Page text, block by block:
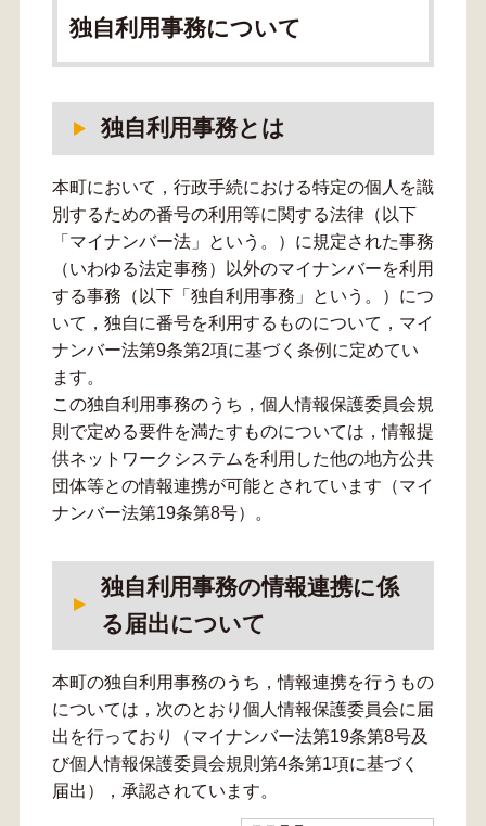
独自利用事務について
独自利用事務とは
本町において，行政手続における特定の個人を識
別するための番号の利用等に関する法律（以下
「マイナンバー法」という。）に規定された事務
（いわゆる法定事務）以外のマイナンバーを利用
する事務（以下「独自利用事務」という。）につ
いて，独自に番号を利用するものについて，マイ
ナンバー法第9条第2項に基づく条例に定めてい
ます。
この独自利用事務のうち，個人情報保護委員会規
則で定める要件を満たすものについては，情報提
供ネットワークシステムを利用した他の地方公共
団体等との情報連携が可能とされています（マイ
ナンバー法第19条第8号）。
独自利用事務の情報連携に係
る届出について
本町の独自利用事務のうち，情報連携を行うもの
については，次のとおり個人情報保護委員会に届
出を行っており（マイナンバー法第19条第8号及
び個人情報保護委員会規則第4条第1項に基づく
届出），承認されています。